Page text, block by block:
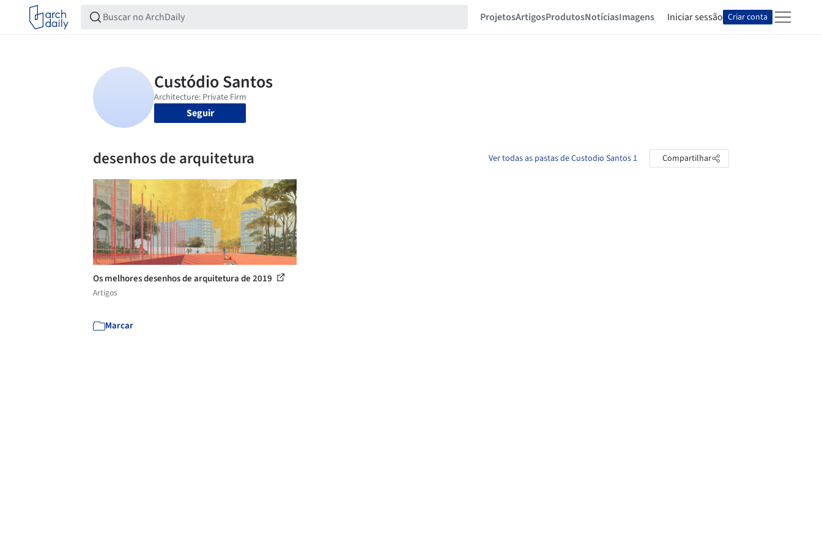
ProjetosArtigosProdutosNotíciasImagens Iniciar sessão Criar conta
Seguir
desenhos de arquitetura Ver todas as pastas de Custodio Santos 1 Compartilhar
Os melhores desenhos de arquitetura de 2019
Artigos
Marcar